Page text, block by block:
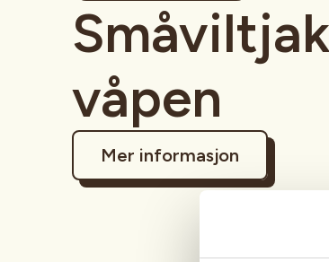
våpen
Mer informasjon